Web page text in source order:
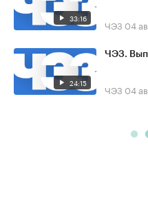
33:16 ЧЭЗ 04
24:15
ЧЭЗ.
ЧЭЗ 04